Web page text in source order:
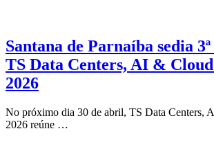
Santana de Parnaíba sedia
TS Data Centers, AI &
2026
No próximo dia 30 de abril, TS Data Centers,
2026 reúne …